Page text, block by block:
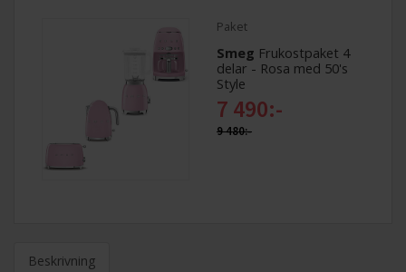
Paket
Smeg Frukostpaket 4
delar - Rosa med 50's
Style
7 490:-
9 480:-
Beskrivning